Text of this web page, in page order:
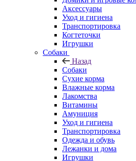
Аксессуары
Уход и гигиена
Транспортировка
Когтеточки
Игрушки
Собаки
Назад
Собаки
Сухие корма
Влажные корма
Лакомства
Витамины
Амуниция
Уход и гигиена
Транспортировка
Одежда и обувь
Лежанки и дома
Игрушки